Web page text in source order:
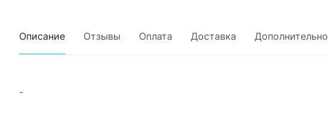
Описание Отзывы Оплата Доставка Дополнительно
-